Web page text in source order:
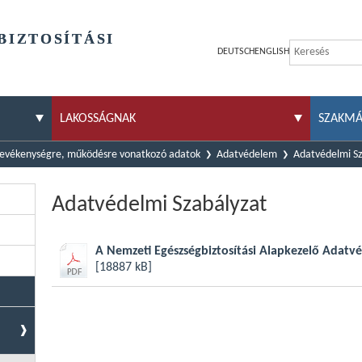
DEUTSCH ENGLISH
LAKOSSÁGNAK
működésre vonatkozó adatok Adatvédelem Adatvédelmi
Adatvédelmi Szabályzat
A Nemzeti Egészségbiztosítási Alapkezelő
[18887 kB]